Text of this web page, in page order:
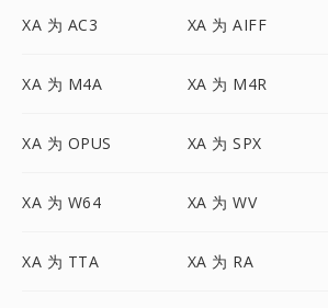
XA 为 AC3 XA 为 AIFF
XA 为 M4A XA 为 M4R
XA 为 OPUS XA 为 SPX
XA 为 W64 XA 为 WV
XA 为 TTA XA 为 RA